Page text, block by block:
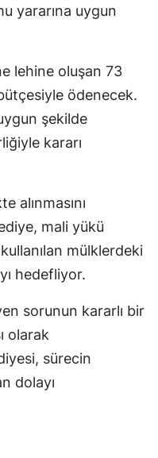
yararına uygun
lehine oluşan 73
ödenecek.
şekilde
kararı
alınmasını
mali yükü
mülklerdeki
hedefliyor.
sorunun kararlı bir
olarak
sürecin
dolayı